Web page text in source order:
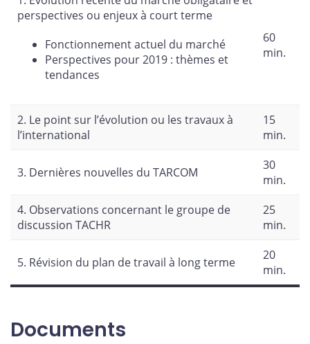
perspectives ou enjeux à court terme
Fonctionnement actuel du marché
Perspectives pour 2019 : thèmes et
tendances
60
min.
2. Le point sur l’évolution ou les travaux à
l’international
15
min.
3. Dernières nouvelles du TARCOM
30
min.
4. Observations concernant le groupe de
discussion TACHR
25
min.
5. Révision du plan de travail à long terme
20
min.
Documents